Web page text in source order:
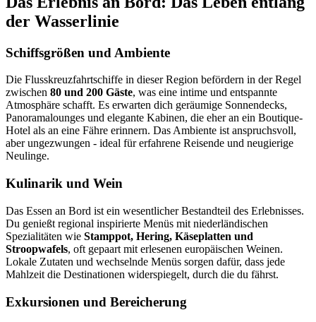
der Wasserlinie
Schiffsgrößen und Ambiente
Die Flusskreuzfahrtschiffe in dieser Region befördern in der Regel
zwischen 80 und 200 Gäste, was eine intime und entspannte
Atmosphäre schafft. Es erwarten dich geräumige Sonnendecks,
Panoramalounges und elegante Kabinen, die eher an ein Boutique-
Hotel als an eine Fähre erinnern. Das Ambiente ist anspruchsvoll,
aber ungezwungen - ideal für erfahrene Reisende und neugierige
Neulinge.
Kulinarik und Wein
Das Essen an Bord ist ein wesentlicher Bestandteil des Erlebnisses.
Du genießt regional inspirierte Menüs mit niederländischen
Spezialitäten wie Stamppot, Hering, Käseplatten und
Stroopwafels, oft gepaart mit erlesenen europäischen Weinen.
Lokale Zutaten und wechselnde Menüs sorgen dafür, dass jede
Mahlzeit die Destinationen widerspiegelt, durch die du fährst.
Exkursionen und Bereicherung